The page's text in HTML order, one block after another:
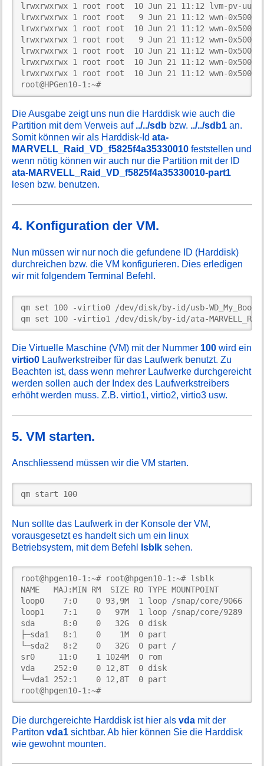
lrwxrwxrwx 1 root root  10 Jun 21 11:12 lvm-pv-uuid-
lrwxrwxrwx 1 root root   9 Jun 21 11:12 wwn-
lrwxrwxrwx 1 root root  10 Jun 21 11:12 wwn-
lrwxrwxrwx 1 root root   9 Jun 21 11:12 wwn-
lrwxrwxrwx 1 root root  10 Jun 21 11:12 wwn-
lrwxrwxrwx 1 root root  10 Jun 21 11:12 wwn-
lrwxrwxrwx 1 root root  10 Jun 21 11:12 wwn-
root@HPGen10-1:~#
Die Ausgabe zeigt uns nun die Harddisk wie auch die
Partition mit dem Verweis auf ../../sdb bzw. ../../sdb1 an.
Somit können wir als Harddisk-Idata-
MARVELL_Raid_VD_f5825f4a35330010 feststellen und
wenn nötig können wir auch nur die Partition mit der ID
ata-MARVELL_Raid_VD_f5825f4a35330010-part1
lesen bzw. benutzen.
4. Konfiguration der VM.
Nun müssen wir nur noch die gefundene ID (Harddisk)
durchreichen bzw. die VM konfigurieren. Dies erledigen
wir mit folgendem Terminal Befehl.
qm set 100 -virtio0 /dev/disk/by-id/usb-
qm set 100 -virtio1 /dev/disk/by-id/ata-
Die Virtuelle Maschine (VM) mit der Nummer 100 wird ein
virtio0 Laufwerkstreiber für das Laufwerk benutzt. Zu
Beachten ist, dass wenn mehrer Laufwerke durchgereicht
werden sollen auch der Index des Laufwerkstreibers
erhöht werden muss. Z.B. virtio1, virtio2, virtio3 usw.
5. VM starten.
Anschliessend müssen wir die VM starten.
qm start 100
Nun sollte das Laufwerk in der Konsole der VM,
vorausgesetzt es handelt sich um ein linux
Betriebsystem, mit dem Befehl
lsblk sehen.
root@hpgen10-1:~# root@hpgen10-1:~# lsblk
NAME   MAJ:MIN RM  SIZE RO TYPE MOUNTPOINT
loop0    7:0    0 93,9M  1 loop /snap/core/9066
loop1    7:1    0   97M  1 loop /snap/core/9289
sda      8:0    0   32G  0 disk
├─sda1   8:1    0    1M  0 part
└─sda2   8:2    0   32G  0 part /
sr0     11:0    1 1024M  0 rom
vda    252:0    0 12,8T  0 disk
└─vda1 252:1    0 12,8T  0 part
root@hpgen10-1:~#
Die durchgereichte Harddisk ist hier alsvda mit der
Partitonvda1 sichtbar. Ab hier können Sie die Harddisk
wie gewohnt mounten.